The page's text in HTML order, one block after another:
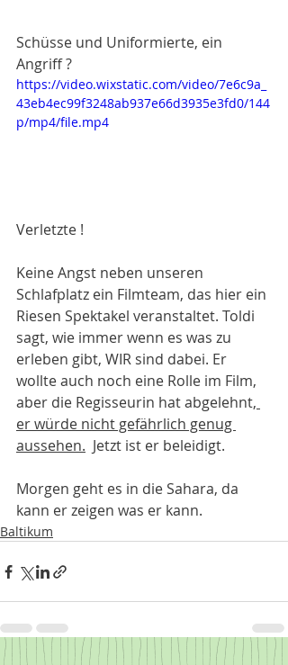
Schüsse und Uniformierte, ein
Angriff ?
https://video.wixstatic.com/video/7e6c9a_
43eb4ec99f3248ab937e66d3935e3fd0/144
p/mp4/file.mp4
Verletzte !
Keine Angst neben unseren
Schlafplatz ein Filmteam, das hier ein
Riesen Spektakel veranstaltet. Toldi
sagt, wie immer wenn es was zu
erleben gibt, WIR sind dabei. Er
wollte auch noch eine Rolle im Film,
aber die Regisseurin hat abgelehnt,
er würde nicht gefährlich genug
aussehen. Jetzt ist er beleidigt.
Morgen geht es in die Sahara, da
kann er zeigen was er kann.
Baltikum